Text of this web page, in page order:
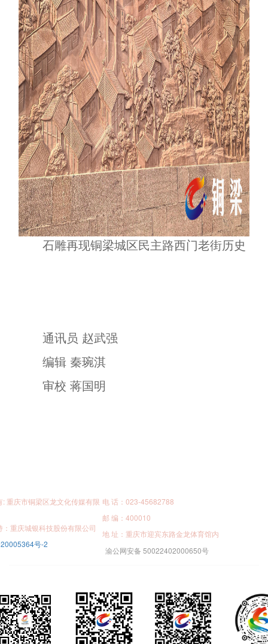
石雕再现铜梁城区民主路西门老街历史
通讯员 赵武强
编辑 秦琬淇
审校 蒋国明
: 重庆市铜梁区龙文化传媒有限
：重庆城银科技股份有限公司
号-2
电 话：023-45682788
邮 编：400010
地 址：重庆市迎宾东路金龙体育馆内
渝公网安备 50022402000650号